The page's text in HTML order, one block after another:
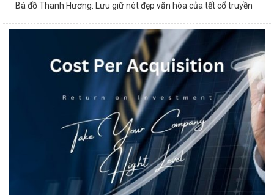
Bà đồ Thanh Hương: Lưu giữ nét đẹp văn hóa của tết cổ truyền